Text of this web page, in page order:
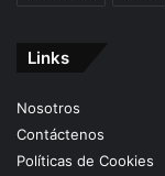
Links
Nosotros
Contáctenos
Políticas de Cookies